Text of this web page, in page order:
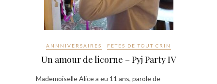
ANNNIVERSAIRES FETES DE TOUT CRIN
Un amour de licorne – Pyj Party IV
Mademoiselle Alice a eu 11 ans, parole de